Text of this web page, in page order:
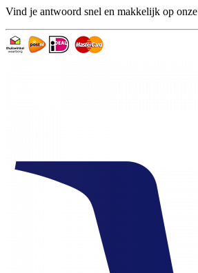
Vind je antwoord snel en makkelijk op onze